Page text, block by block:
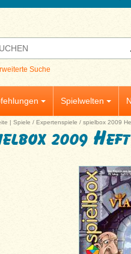
Suche
Spielwelten
| Spiele / Expertenspiele / spielbox 2009
2009